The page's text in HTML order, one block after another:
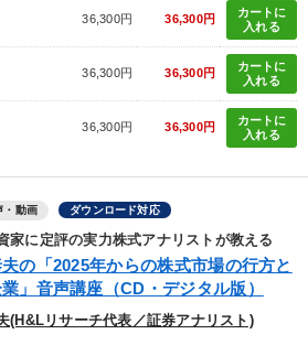
36,300円 36,300円
カートに
入れる
36,300円 36,300円
カートに
入れる
36,300円 36,300円
カートに
入れる
・動画 ダウンロード対応
家に定評の実力株式アナリストが教える
の「2025年からの株式市場の行方と
」音声講座（CD・デジタル版）
(H&Lリサーチ代表／証券アナリスト)